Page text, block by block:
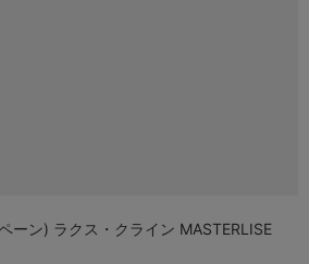
ーン) ラクス・クライン MASTERLISE